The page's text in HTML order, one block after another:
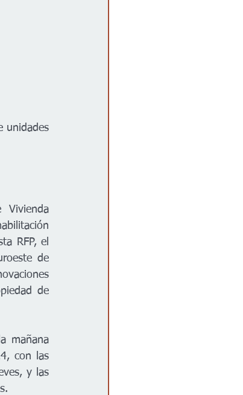
unidades
Vivienda
RFP, el
de
de
mañana
con las
y las